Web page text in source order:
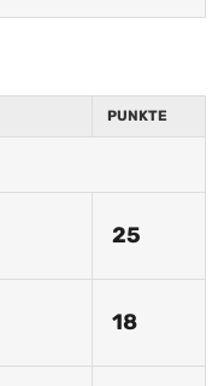
PUNKTE
25
18